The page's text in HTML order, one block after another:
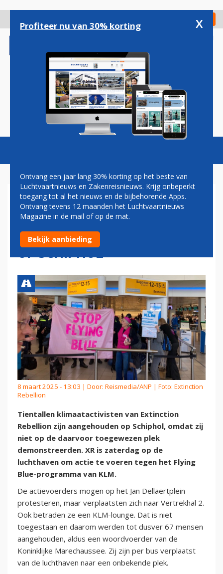
gaan
Check in
Magazine Podcasts Vacatures
TIENTALLEN
KLIMAATACTIVISTEN
AANGEHOUDEN BIJ PROTEST
OP SCHIPHOL
8 maart 2025 - 13:03 | Door: Reismedia/ANP | Foto: Extinction
Rebellion
Tientallen klimaatactivisten van Extinction
Rebellion zijn aangehouden op Schiphol, omdat zij
niet op de daarvoor toegewezen plek
demonstreerden. XR is zaterdag op de
luchthaven om actie te voeren tegen het Flying
Blue-programma van KLM.
De actievoerders mogen op het Jan Dellaertplein
protesteren, maar verplaatsten zich naar Vertrekhal 2.
Ook betraden ze een KLM-lounge. Dat is niet
toegestaan en daarom werden tot dusver 67 mensen
aangehouden, aldus een woordvoerder van de
Koninklijke Marechaussee. Zij zijn per bus verplaatst
van de luchthaven naar een onbekende plek.
Profiteer nu van 30% korting x
Ontvang een jaar lang 30% korting op het beste van
Luchtvaartnieuws en Zakenreisnieuws. Krijg onbeperkt
toegang tot al het nieuws en de bijbehorende Apps.
Ontvang tevens 12 maanden het Luchtvaartnieuws
Magazine in de mail of op de mat.
Bekijk aanbieding